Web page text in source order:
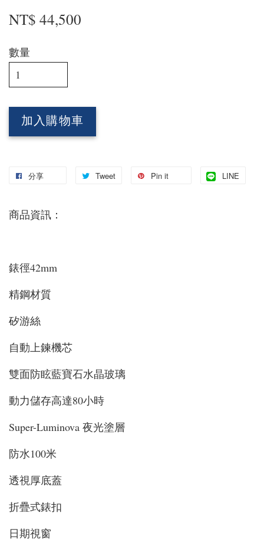
NT$ 44,500
數量
加入購物車
分享 Tweet Pin it LINE
商品資訊：
錶徑42mm
精鋼材質
矽游絲
自動上鍊機芯
雙面防眩藍寶石水晶玻璃
動力儲存高達80小時
Super-Luminova 夜光塗層
防水100米
透視厚底蓋
折疊式錶扣
日期視窗